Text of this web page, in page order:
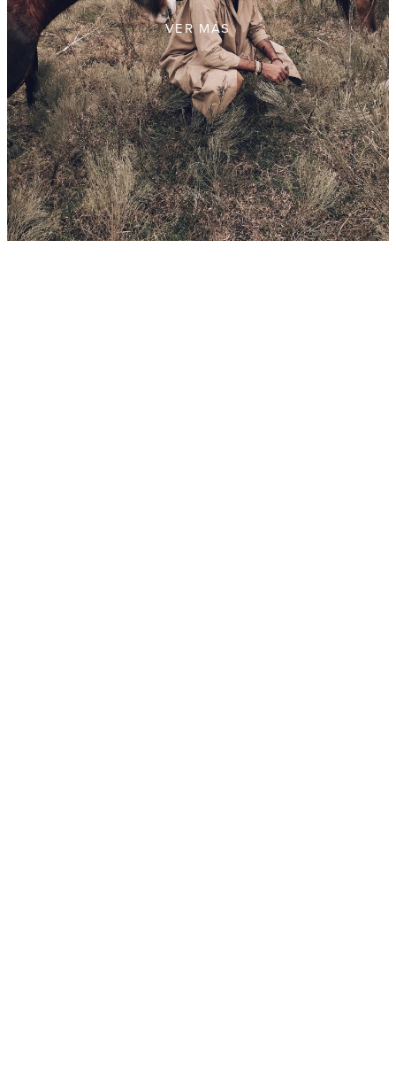
VER MÁS